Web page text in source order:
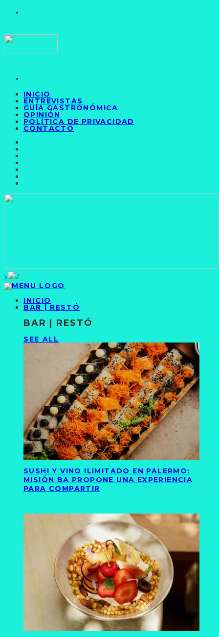
INICIO
ENTREVISTAS
GUÍA GASTRONÓMICA
OPINIÓN
POLÍTICA DE PRIVACIDAD
CONTACTO
>
INICIO
BAR | RESTÓ
BAR | RESTÓ
SEE ALL
SUSHI Y VINO ILIMITADO EN PALERMO:
MISIÓN BA PROPONE UNA EXPERIENCIA
PARA COMPARTIR